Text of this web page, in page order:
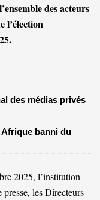
des acteurs
l’élection
des médias privés
banni du
2025, l’institution
presse, les Directeurs